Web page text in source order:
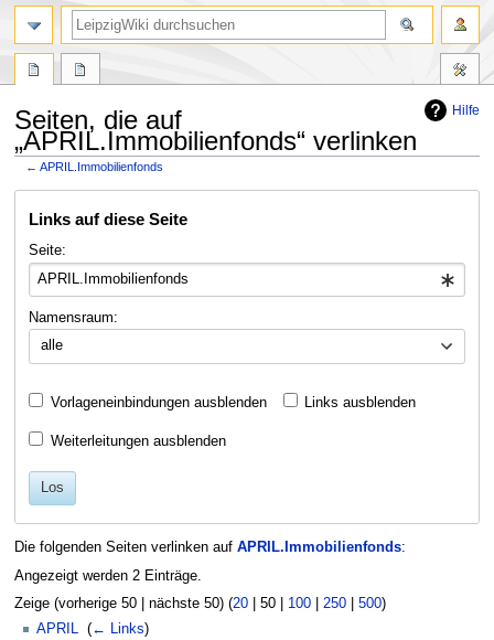
Hilfe
Seiten, die auf
„APRIL.Immobilienfonds“ verlinken
←APRIL.Immobilienfonds
Navigation
Suche
Links auf diese Seite
Seite:
Namensraum:
alle
Vorlageneinbindungen ausblenden Links ausblenden
Weiterleitungen ausblenden
Los
Die folgenden Seiten verlinken auf APRIL.Immobilienfonds:
Angezeigt werden 2 Einträge.
Zeige (vorherige 50| nächste 50) (20| 50| 100| 250| 500)
APRIL (← Links)